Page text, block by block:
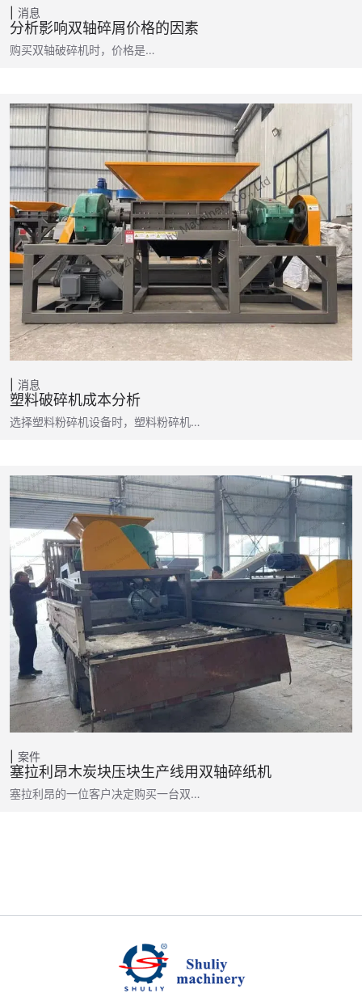
消息
分析影响双轴碎屑价格的因素
购买双轴破碎机时，价格是…
消息
塑料破碎机成本分析
选择塑料粉碎机设备时，塑料粉碎机…
案件
塞拉利昂木炭块压块生产线用双轴碎纸机
塞拉利昂的一位客户决定购买一台双…